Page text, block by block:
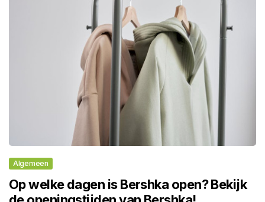
Algemeen
Op welke dagen is Bershka open? Bekijk